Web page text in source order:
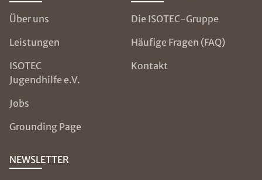
Über uns
Leistungen
ISOTEC
Jugendhilfe e.V.
Jobs
Grounding Page
Die ISOTEC-Gruppe
Häufige Fragen (FAQ)
Kontakt
NEWSLETTER